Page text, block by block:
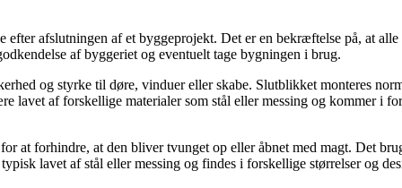
afslutningen af et byggeprojekt. Det er en bekræftelse på, at
af byggeriet og eventuelt tage bygningen i brug.
og styrke til døre, vinduer eller skabe. Slutblikket monteres
af forskellige materialer som stål eller messing og kommer i
at forhindre, at den bliver tvunget op eller åbnet med magt. Det
lavet af stål eller messing og findes i forskellige størrelser og